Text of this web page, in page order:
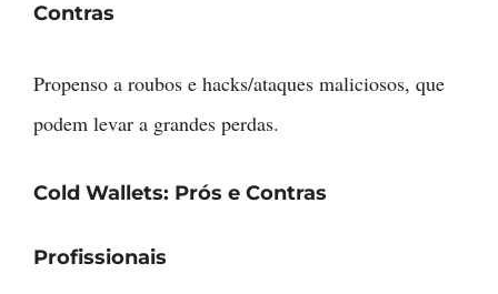
Contras
Propenso a roubos e hacks/ataques maliciosos, que
podem levar a grandes perdas.
Cold Wallets: Prós e Contras
Profissionais